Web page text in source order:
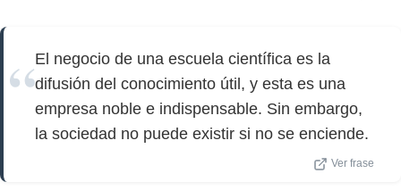
El negocio de una escuela científica es la
difusión del conocimiento útil, y esta es una
empresa noble e indispensable. Sin embargo,
la sociedad no puede existir si no se enciende.
Ver frase